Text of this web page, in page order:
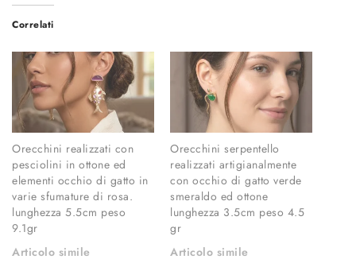
Correlati
Orecchini realizzati con
pesciolini in ottone ed
elementi occhio di gatto in
varie sfumature di rosa.
lunghezza 5.5cm peso
9.1gr
Articolo simile
Orecchini serpentello
realizzati artigianalmente
con occhio di gatto verde
smeraldo ed ottone
lunghezza 3.5cm peso 4.5
gr
Articolo simile